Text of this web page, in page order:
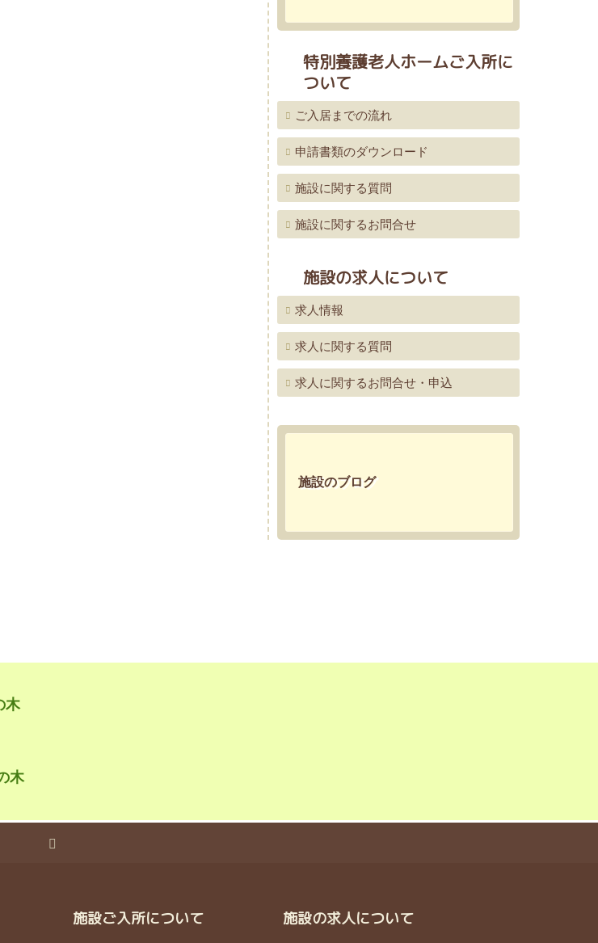
特別養護老人ホームご入所に
ついて
ご入居までの流れ
申請書類のダウンロード
施設に関する質問
施設に関するお問合せ
施設の求人について
求人情報
求人に関する質問
求人に関するお問合せ・申込
施設のブログ
木
木
施設ご入所について 施設の求人について